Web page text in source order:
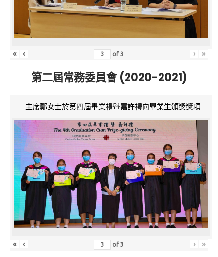
« ‹ of3 › »
第二屆常務委員會 (2020-2021)
主席鄭女士於第四屆畢業禮暨嘉許禮向畢業生頒獎獎項
« ‹ of3 › »